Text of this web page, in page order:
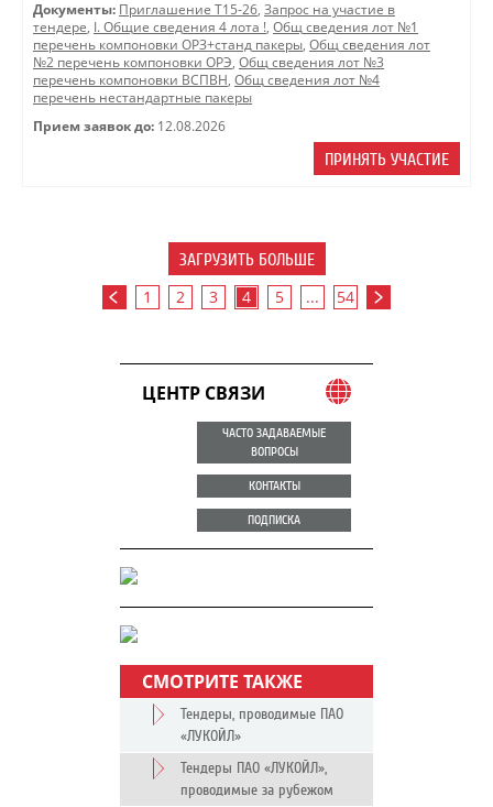
Документы: Приглашение Т15-26, Запрос на участие в
тендере, I. Общие сведения 4 лота !, Общ сведения лот №1
перечень компоновки ОРЗ+станд пакеры, Общ сведения лот
№2 перечень компоновки ОРЭ, Общ сведения лот №3
перечень компоновки ВСПВН, Общ сведения лот №4
перечень нестандартные пакеры
Прием заявок до: 12.08.2026
ПРИНЯТЬ УЧАСТИЕ
ЗАГРУЗИТЬ БОЛЬШЕ
1 2 3 4 5 ... 54
ЦЕНТР СВЯЗИ
ЧАСТО ЗАДАВАЕМЫЕ
ВОПРОСЫ
КОНТАКТЫ
ПОДПИСКА
СМОТРИТЕ ТАКЖЕ
Тендеры, проводимые ПАО
«ЛУКОЙЛ»
Тендеры ПАО «ЛУКОЙЛ»,
проводимые за рубежом